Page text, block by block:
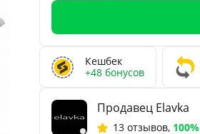
Кешбек
+48 бонусов
Продавец Elavka
13 отзывов, 100%